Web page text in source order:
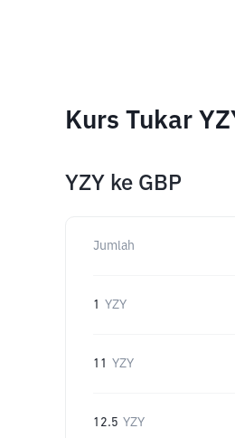
Kurs Tukar
YZY ke GBP
Jumlah
1 YZY
11 YZY
12.5 YZY